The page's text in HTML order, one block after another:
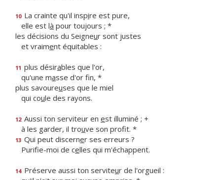
10 La crainte qu'il inspire est pure,
elle est là pour toujours ; *
les décisions du Seigneur sont justes
et vraiment équitables :
11 plus désirables que l'or,
qu'une masse d'or fin, *
plus savoureuses que le miel
qui coule des rayons.
12 Aussi ton serviteur en est illuminé ; +
à les garder, il trouve son profit. *
13 Qui peut discerner ses erreurs ?
Purifie-moi de celles qui m'échappent.
14 Préserve aussi ton serviteur de l'orgueil :